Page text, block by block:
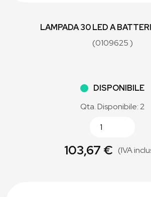
LAMPADA 30 LED A
(0109625 )
DISPONIBILE
Qta. Disponibile: 2
103,67 € (IVA